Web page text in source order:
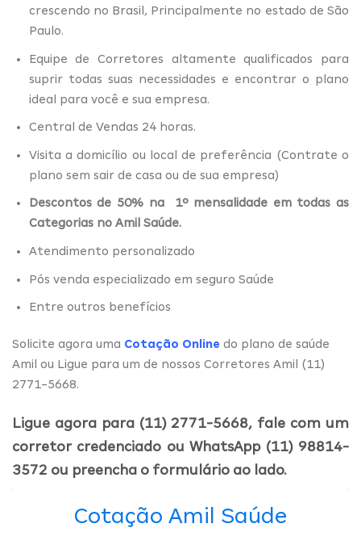
crescendo no Brasil, Principalmente no estado de São
Paulo.
Equipe de Corretores altamente qualificados para
suprir todas suas necessidades e encontrar o plano
ideal para você e sua empresa.
Central de Vendas 24 horas.
Visita a domicílio ou local de preferência (Contrate o
plano sem sair de casa ou de sua empresa)
Descontos de 50% na 1º mensalidade em todas as
Categorias no Amil Saúde.
Atendimento personalizado
Pós venda especializado em seguro Saúde
Entre outros benefícios
Solicite agora uma Cotação Online do plano de saúde
Amil ou Ligue para um de nossos Corretores Amil (11)
2771-5668.
Ligue agora para (11) 2771-5668, fale com um
corretor credenciado ou WhatsApp (11) 98814-
3572 ou preencha o formulário ao lado.
Cotação Amil Saúde